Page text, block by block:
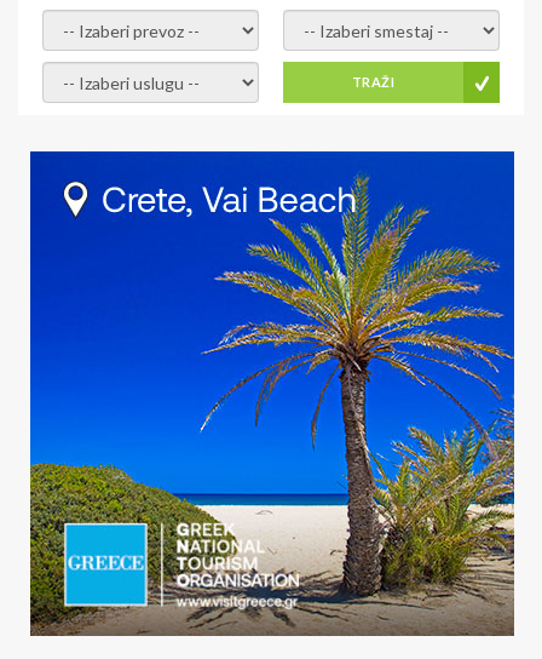
- izaberi prevoz - - Izaberite smestaj -
- Izaberite uslugu - TRAŽI